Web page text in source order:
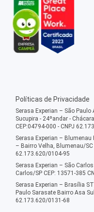
Políticas de Privacidade
Serasa Experian – São
Sucupira - 24ºandar -
CEP:04794-000 - CNPJ
Serasa Experian – Blumenau
– Bairro Velha, Blumenau/SC
62.173.620/0104-95
Serasa Experian – São
Carlos/SP CEP: 13571-385
Serasa Experian – Brasília ST
Paulo Sarasate Bairro Asa
62.173.620/0131-68